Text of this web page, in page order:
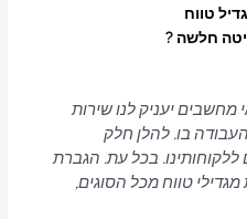
טווח
חלשה ?
יעניק לנו שירות
בו. להלן חלק
ללקוחותינו. בכל עת. הגברת
טווח מכל הסוגים,